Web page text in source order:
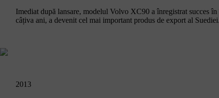
Imediat după lansare, modelul Volvo XC90 a înregistrat succes
câțiva ani, a devenit cel mai important produs de export al
2013